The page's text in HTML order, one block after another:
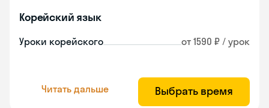
Корейский язык
Уроки корейского от 1590 ₽ / урок
Читать дальше Выбрать время